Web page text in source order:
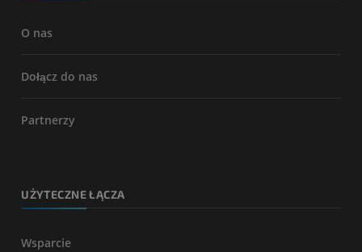
O nas
Dołącz do nas
Partnerzy
UŻYTECZNE ŁĄCZA
Wsparcie